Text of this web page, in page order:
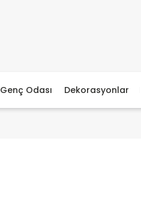
Genç Odası Dekorasyonlar